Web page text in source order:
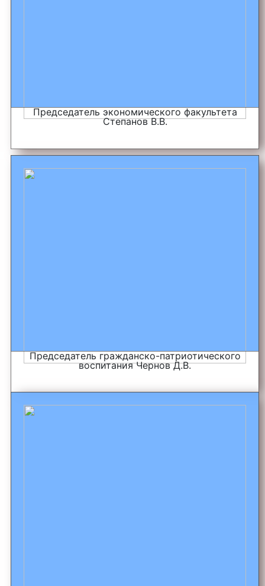
Председатель экономического факультета
Степанов В.В.
Председатель гражданско-патриотического
воспитания Чернов Д.В.